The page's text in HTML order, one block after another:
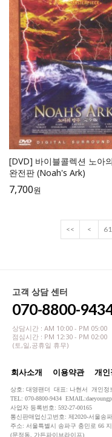
[DVD] 바이블콜렉션 노아
완전판 (Noah's Ark)
7,700원
<< < 61
고객 상담 센터
070-8800-
상담시간 : AM 10:00 - PM 05:00
점심시간 : PM 12:30 - PM 02:00
(토,일,공휴일 휴무)
회사소개 이용약관 개인
상호: 대영팬더 대표: 나현서 개인정
TEL: 070-8800-9434
사업자 등록번호: 592-27-00165
통신판매업신고번호: 제2020-서울송
주소: 서울특별시 송파구 충민로 66
(문정동, 가든파이브라이프)